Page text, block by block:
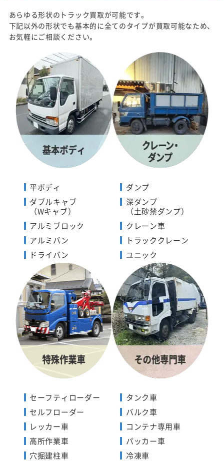
あらゆる形状のトラック買取が可能です。
下記以外の形状でも基本的に全てのタイプが買取可能なため、
お気軽にご相談ください。
平ボディ
ダブルキャブ
（Wキャブ）
アルミブロック
アルミバン
ドライバン
ダンプ
深ダンプ
（土砂禁ダンプ）
クレーン車
トラッククレーン
ユニック
セーフティローダー
セルフローダー
レッカー車
高所作業車
穴掘建柱車
タンク車
バルク車
コンテナ専用車
パッカー車
冷凍車